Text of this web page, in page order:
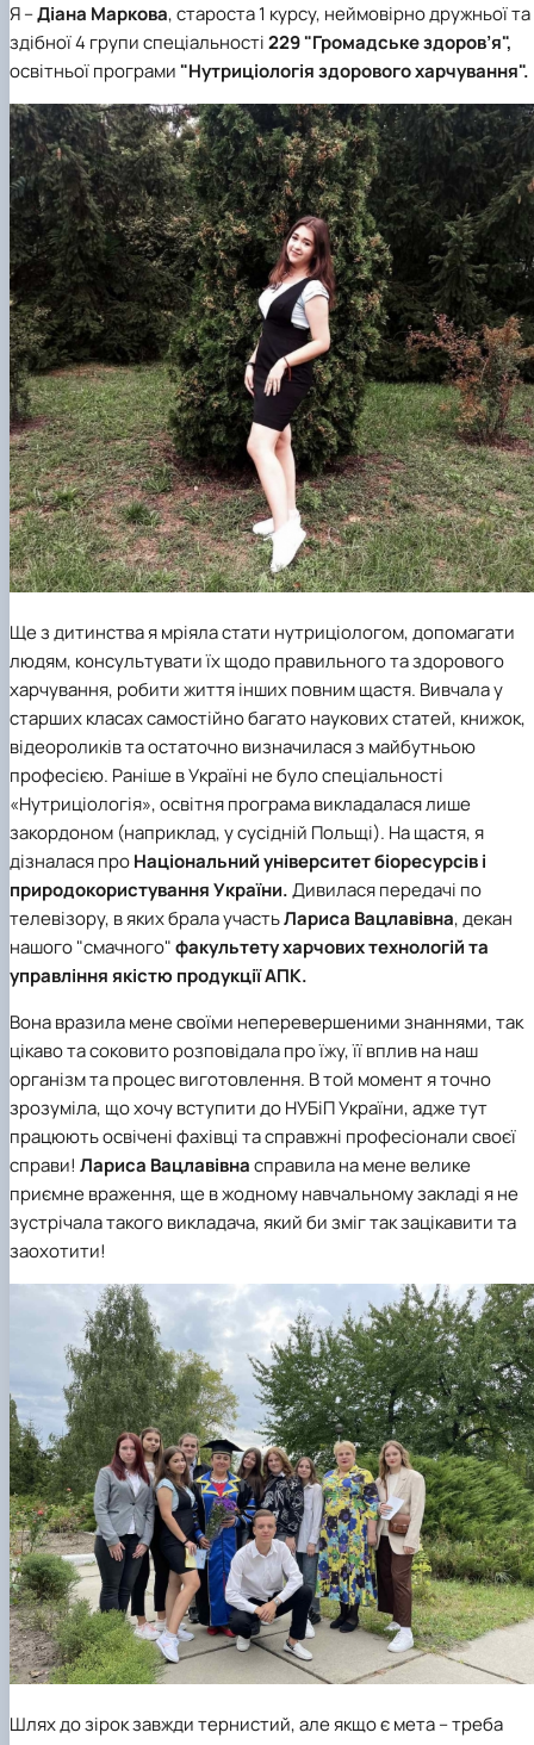
Я –Діана Маркова, староста 1 курсу, неймовірно дружньої та
здібної 4 групи спеціальності229 "Громадське здоров’я",
освітньої програми "Нутриціологія здорового харчування".
Ще з дитинства я мріяла стати нутриціологом, допомагати
людям, консультувати їх щодо правильного та здорового
харчування, робити життя інших повним щастя. Вивчала у
старших класах самостійно багато наукових статей, книжок,
відеороликів та остаточно визначилася з майбутньою
професією. Раніше в Україні не було спеціальності
«Нутриціологія», освітня програма викладалася лише
закордоном (наприклад, у сусідній Польщі). На щастя, я
дізналася проНаціональний університет біоресурсів і
природокористування України.Дивилася передачі по
телевізору, в яких брала участьЛариса Вацлавівна, декан
нашого "смачного"факультету харчових технологій та
управління якістю продукції АПК.
Вона вразила мене своїми неперевершеними знаннями, так
цікаво та соковито розповідала про їжу, її вплив на наш
організм та процес виготовлення. В той момент я точно
зрозуміла, що хочу вступити до НУБіП України, адже тут
працюють освічені фахівці та справжні професіонали своєї
справи! Лариса Вацлавівнасправила на мене велике
приємне враження, ще в жодному навчальному закладі я не
зустрічала такого викладача, який би зміг так зацікавити та
заохотити!
Шлях до зірок завжди тернистий, але якщо є мета – треба